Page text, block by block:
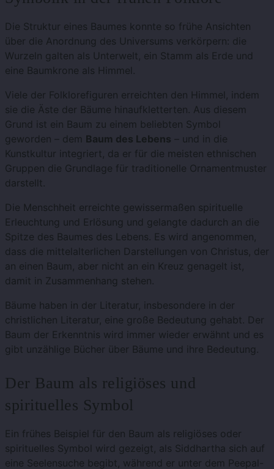
Die Struktur eines Baumes konnte so frühe Ansichten
über die Anordnung des Universums verkörpern: die
Wurzeln galten als Unterwelt, ein Stamm als Erde und
eine Baumkrone als Himmel.
Viele der Folklorefiguren erreichten den Himmel, indem
sie die Äste der Bäume hinaufkletterten. Aus diesem
Grund ist ein Baum zu einem beliebten Symbol
geworden – dem Baum des Lebens – und in die
Kunstkultur integriert, da er für die meisten ethnischen
Gruppen die Grundlage für traditionelle Ornamentmuster
darstellt.
Die Menschheit erreichte gewissermaßen spirituelle
Erleuchtung und Erlösung und gelangte dadurch an die
Spitze des Baumes des Lebens. Es wird angenommen,
dass die mittelalterlichen Darstellungen von Christus, der
an einen Baum, aber nicht an ein Kreuz genagelt ist,
damit in Zusammenhang stehen.
Bäume haben in der Literatur, insbesondere in der
christlichen Literatur, eine große Bedeutung gehabt. Der
Baum der Erkenntnis wird immer wieder erwähnt und es
gibt unzählige Bücher über Bäume und ihre Bedeutung.
Der Baum als religiöses und
spirituelles Symbol
Ein frühes Beispiel für den Baum als religiöses oder
spirituelles Symbol wird gezeigt, als Siddhartha sich auf
eine Seelensuche begibt, während er unter dem Peepal-